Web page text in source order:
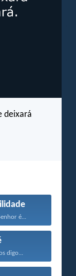
deixará
é...
digo...